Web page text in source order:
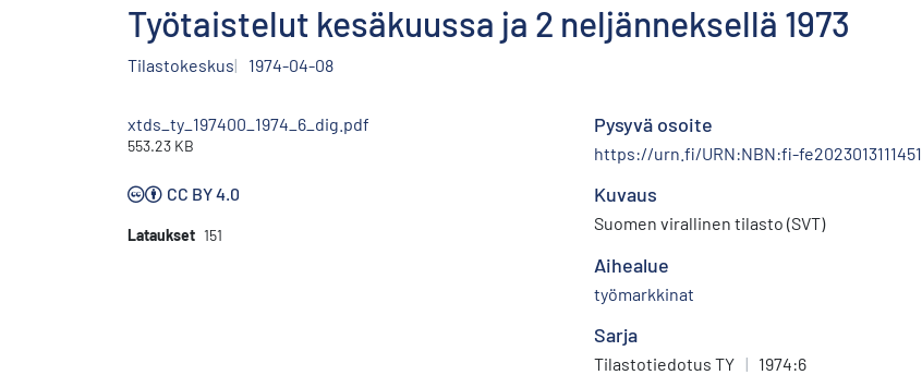
Työtaistelut kesäkuussa ja 2 neljänneksellä 1973
Tilastokeskus 1974-04-08
xtds_ty_197400_1974_6_dig.pdf
553.23 KB
CC BY 4.0
Lataukset 151
Pysyvä osoite
https://urn.fi/URN:NBN:fi-fe2023013111451
Kuvaus
Suomen virallinen tilasto (SVT)
Aihealue
työmarkkinat
Sarja
Tilastotiedotus TY | 1974:6